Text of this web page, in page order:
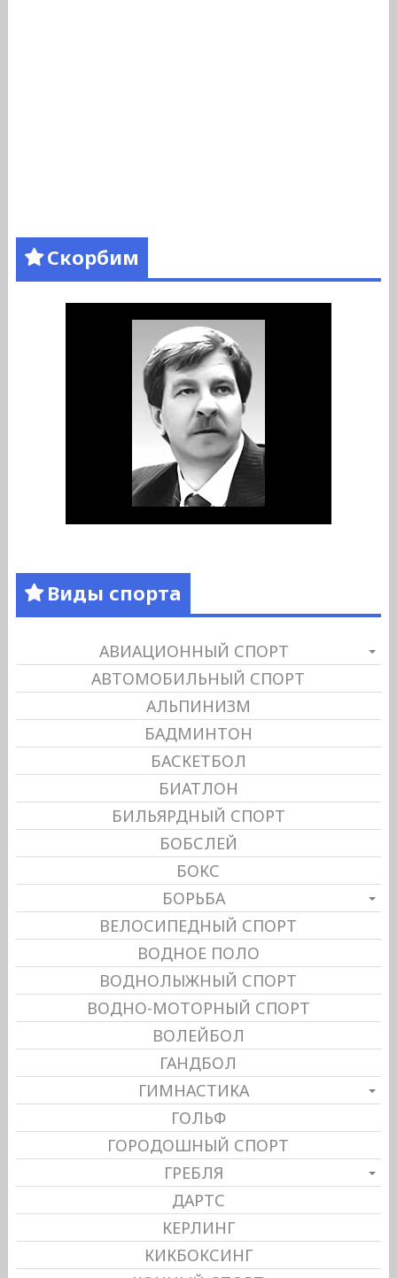
Скорбим
Виды спорта
АВИАЦИОННЫЙ СПОРТ
АВТОМОБИЛЬНЫЙ СПОРТ
АЛЬПИНИЗМ
БАДМИНТОН
БАСКЕТБОЛ
БИАТЛОН
БИЛЬЯРДНЫЙ СПОРТ
БОБСЛЕЙ
БОКС
БОРЬБА
ВЕЛОСИПЕДНЫЙ СПОРТ
ВОДНОЕ ПОЛО
ВОДНОЛЫЖНЫЙ СПОРТ
ВОДНО-МОТОРНЫЙ СПОРТ
ВОЛЕЙБОЛ
ГАНДБОЛ
ГИМНАСТИКА
ГОЛЬФ
ГОРОДОШНЫЙ СПОРТ
ГРЕБЛЯ
ДАРТС
КЕРЛИНГ
КИКБОКСИНГ